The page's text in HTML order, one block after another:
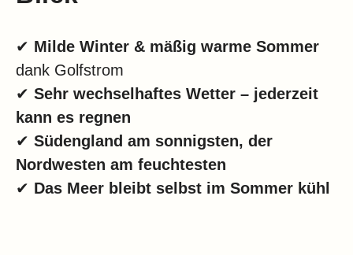
✔ Milde Winter & mäßig warme Sommer
dank Golfstrom
✔ Sehr wechselhaftes Wetter – jederzeit
kann es regnen
✔ Südengland am sonnigsten, der
Nordwesten am feuchtesten
✔ Das Meer bleibt selbst im Sommer kühl